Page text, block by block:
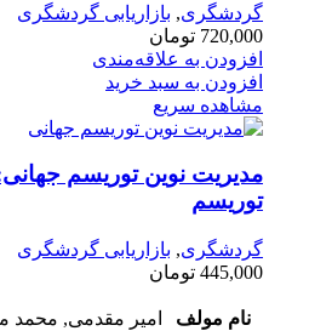
گردشگری, بازاریابی گردشگری
720,000 تومان
افزودن به علاقه‌مندی
افزودن به سبد خرید
مشاهده سریع
مدیریت نوین توریسم
توریسم
گردشگری, بازاریابی گردشگری
445,000 تومان
نام مولف امیر مقدمی, محمد